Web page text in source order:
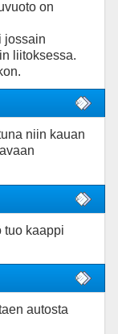
on
jossain
liitoksessa.
niin kauan
tuo kaappi
autosta